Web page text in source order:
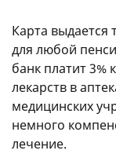
Карта
для любой
банк платит 3%
лекарств в
медицинских
немного
лечение.